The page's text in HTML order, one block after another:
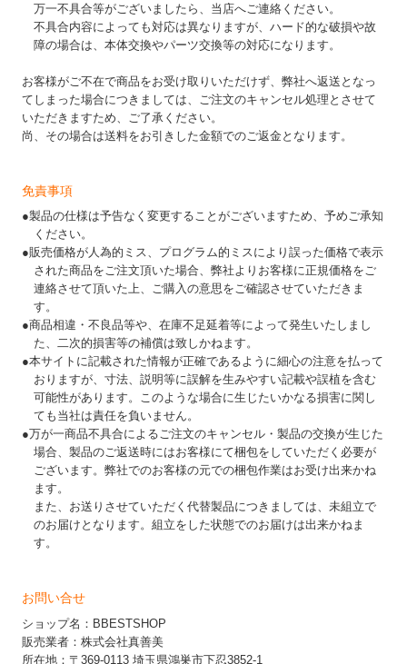
万一不具合等がございましたら、当店へご連絡ください。
不具合内容によっても対応は異なりますが、ハード的な破損や故
障の場合は、本体交換やパーツ交換等の対応になります。
お客様がご不在で商品をお受け取りいただけず、弊社へ返送となっ
てしまった場合につきましては、ご注文のキャンセル処理とさせて
いただきますため、ご了承ください。
尚、その場合は送料をお引きした金額でのご返金となります。
免責事項
●製品の仕様は予告なく変更することがございますため、予めご承知
ください。
●販売価格が人為的ミス、プログラム的ミスにより誤った価格で表示
された商品をご注文頂いた場合、弊社よりお客様に正規価格をご
連絡させて頂いた上、ご購入の意思をご確認させていただきま
す。
●商品相違・不良品等や、在庫不足延着等によって発生いたしまし
た、二次的損害等の補償は致しかねます。
●本サイトに記載された情報が正確であるように細心の注意を払って
おりますが、寸法、説明等に誤解を生みやすい記載や誤植を含む
可能性があります。このような場合に生じたいかなる損害に関し
ても当社は責任を負いません。
●万が一商品不具合によるご注文のキャンセル・製品の交換が生じた
場合、製品のご返送時にはお客様にて梱包をしていただく必要が
ございます。弊社でのお客様の元での梱包作業はお受け出来かね
ます。
また、お送りさせていただく代替製品につきましては、未組立で
のお届けとなります。組立をした状態でのお届けは出来かねま
す。
お問い合せ
ショップ名：BBESTSHOP
販売業者：株式会社真善美
所在地：〒369-0113 埼玉県鴻巣市下忍3852-1